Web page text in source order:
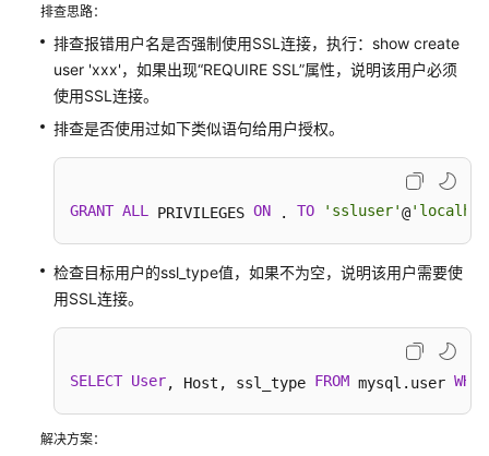
域)
用
户
南
（巴
区
API
参
考
黎
排查思路：
排查报错用户名是否强制使用SSL连接，执行：show create
user 'xxx'，如果出现“REQUIRE SSL”属性，说明该用户必须
使用SSL连接。
排查是否使用过如下类似语句给用户授权。
GRANT ALL PRIVILEGES ON . TO 'ssluser'@
检查目标用户的ssl_type值，如果不为空，说明该用户需要使
用SSL连接。
SELECT User, Host, ssl_type FROM mysql.user
解决方案：